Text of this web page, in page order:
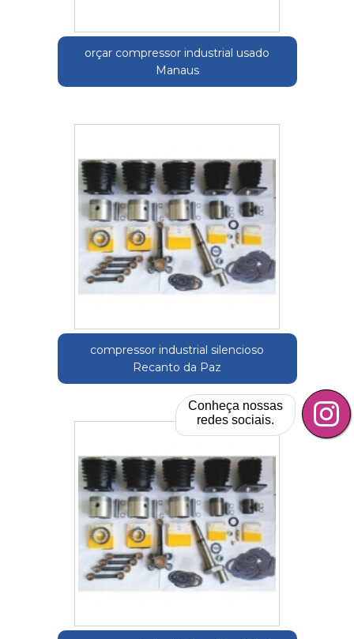
orçar compressor industrial usado
Manaus
compressor industrial silencioso
Recanto da Paz
Conheça nossas
redes sociais.